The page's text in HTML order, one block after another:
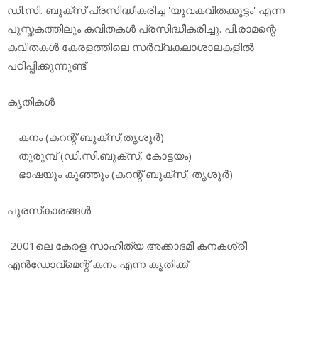
ഡി.സി. ബുക്‌സ് പ്രസിദ്ധീകരിച്ച 'യുവകവിതക്കൂട്ടം' എന്ന
പുസ്തകത്തിലും കവിതകള്‍ പ്രസിദ്ധീകരിച്ചു. പി.രാമന്റെ
കവിതകള്‍ കേരളത്തിലെ സര്‍വ്വകലാശാലകളില്‍
പഠിപ്പിക്കുന്നുണ്ട്.
കൃതികള്‍
കനം (കറന്റ് ബുക്‌സ്,തൃശൂര്‍)
തുരുമ്പ് (ഡി.സി.ബുക്‌സ്, കോട്ടയം)
ഭാഷയും കുഞ്ഞും (കറന്റ് ബുക്‌സ്, തൃശൂര്‍)
പുരസ്‌കാരങ്ങള്‍
2001ലെ കേരള സാഹിത്യ അക്കാദമി കനകശ്രീ
എന്‍ഡോവ്‌മെന്റ് കനം എന്ന കൃതിക്ക്